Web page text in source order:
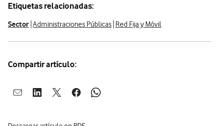
Etiquetas relacionadas:
Sector Administraciones Públicas Red Fija y Móvil
Compartir artículo:
Abrir ventana para compartir en mail
Abrir ventana para compartir en linkedin
Abrir ventana para compartir en twitter
Abrir ventana para compartir en facebook
Abrir ventana para compartir en